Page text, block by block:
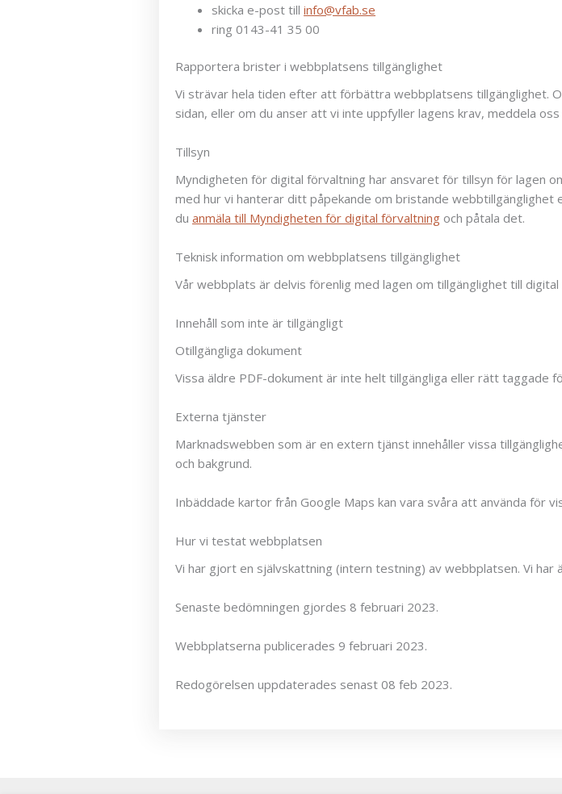
skicka e-post till info@vfab.se
ring 0143-41 35 00
Rapportera brister i webbplatsens tillgänglighet
Vi strävar hela tiden efter att förbättra webbplatsens tillgänglighet.
sidan, eller om du anser att vi inte uppfyller lagens krav, meddela
Tillsyn
Myndigheten för digital förvaltning har ansvaret för tillsyn för lagen
med hur vi hanterar ditt påpekande om bristande webbtillgänglighet
du anmäla till Myndigheten för digital förvaltning och påtala det.
Teknisk information om webbplatsens tillgänglighet
Vår webbplats är delvis förenlig med lagen om tillgänglighet till
Innehåll som inte är tillgängligt
Otillgängliga dokument
Vissa äldre PDF-dokument är inte helt tillgängliga eller rätt taggade
Externa tjänster
Marknadswebben som är en extern tjänst innehåller vissa
och bakgrund.
Inbäddade kartor från Google Maps kan vara svåra att använda för
Hur vi testat webbplatsen
Vi har gjort en självskattning (intern testning) av webbplatsen. Vi
Senaste bedömningen gjordes 8 februari 2023.
Webbplatserna publicerades 9 februari 2023.
Redogörelsen uppdaterades senast 08 feb 2023.